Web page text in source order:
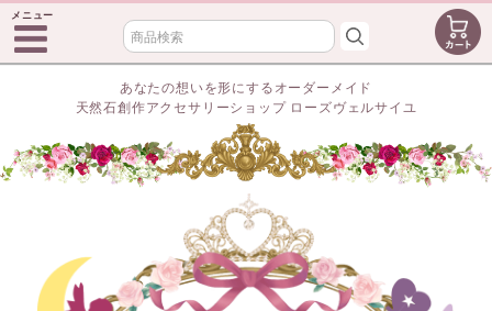
メニュー
あなたの想いを形にするオーダーメイド
天然石創作アクセサリーショップ ローズヴェルサイユ